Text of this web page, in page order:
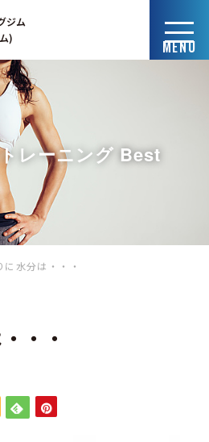
ジム
)
MENU
レーニング Best
に水分は・・・
・・